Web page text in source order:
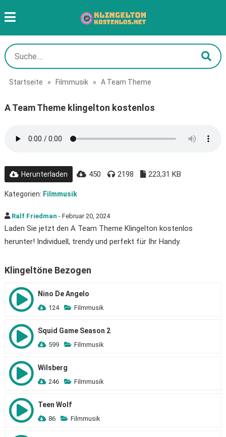
Startseite » Filmmusik » A Team Theme
A Team Theme klingelton kostenlos
Herunterladen 450 2198 223,31 KB
Kategorien: Filmmusik
Ralf Friedman - Februar 20, 2024
Laden Sie jetzt den A Team Theme Klingelton kostenlos
herunter! Individuell, trendy und perfekt für Ihr Handy.
Klingeltöne Bezogen
Nino De Angelo
124 Filmmusik
Squid Game Season 2
599 Filmmusik
Wilsberg
246 Filmmusik
Teen Wolf
86 Filmmusik